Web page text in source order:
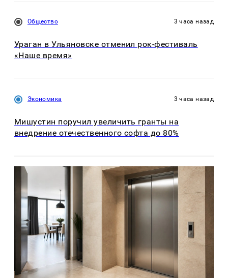
Общество 3 часа назад
Ураган в Ульяновске отменил рок-фестиваль
«Наше время»
Экономика 3 часа назад
Мишустин поручил увеличить гранты на
внедрение отечественного софта до 80%